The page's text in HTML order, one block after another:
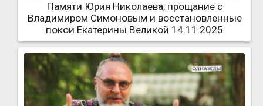
Памяти Юрия Николаева, прощание с
Владимиром Симоновым и восстановленные
покои Екатерины Великой 14.11.2025